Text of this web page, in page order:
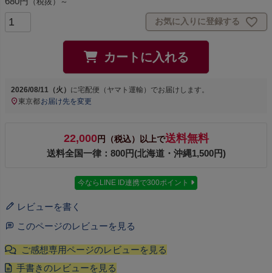
お気に入りに登録する
カートに入れる
2026/08/11（火） に宅配便（ヤマト運輸） でお届けします。
東京都お届け先を変更
22,000円（税込）以上で送料無料
送料全国一律：800円(北海道・沖縄1,500円)
今ならLINE ID連携で300ポイント
レビューを書く
このページのレビューを見る